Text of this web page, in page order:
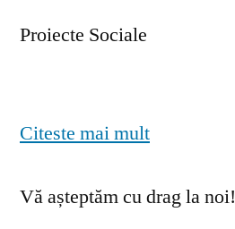
Proiecte Sociale
Citeste mai mult
Vă așteptăm cu drag la noi!